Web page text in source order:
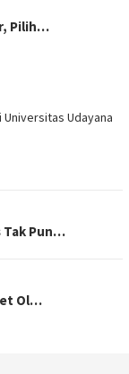
Pilih…
Tak Pun…
Ol…